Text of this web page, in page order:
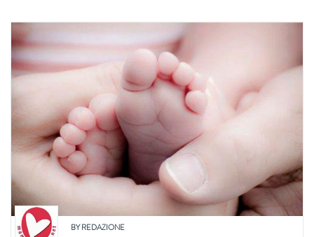
BYREDAZIONE